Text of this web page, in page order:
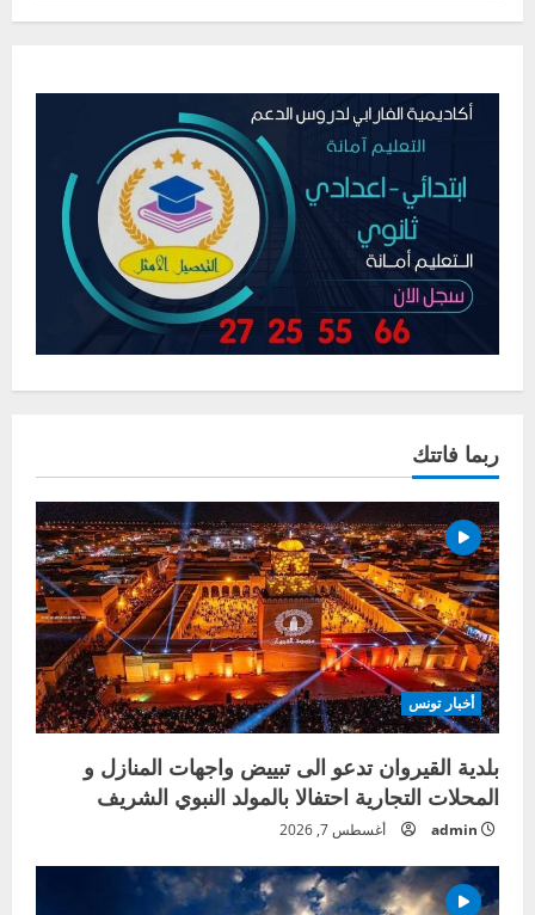
ربما فاتتك
أخبار تونس
بلدية القيروان تدعو الى تبييض واجهات المنازل و
المحلات التجارية احتفالا بالمولد النبوي الشريف
admin أغسطس 7, 2026